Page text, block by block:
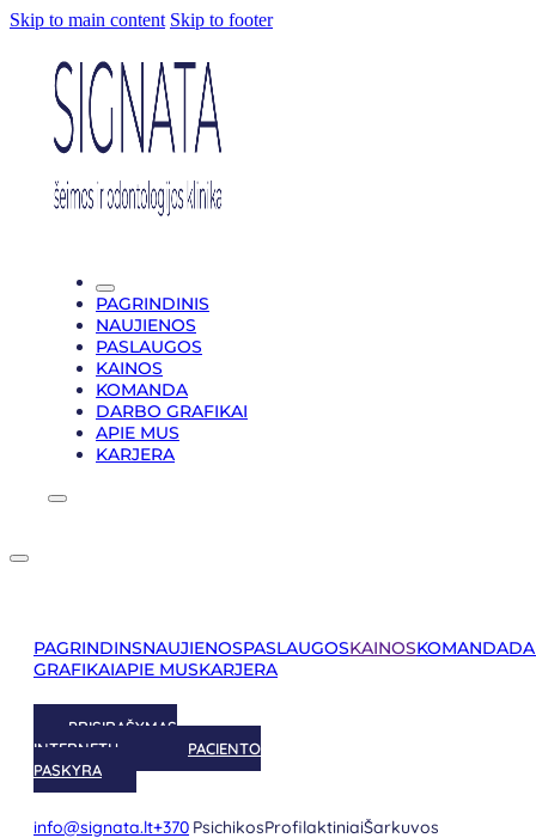
Skip to main content Skip to footer
PAGRINDINIS
NAUJIENOS
PASLAUGOS
KAINOS
KOMANDA
DARBO GRAFIKAI
APIE MUS
KARJERA
PAGRINDINSNAUJIENOSPASLAUGOSKAINOSKOMANDA
GRAFIKAIAPIE MUSKARJERA
PRISIRAŠYMAS
INTERNETU
PACIENTO
PASKYRA
info@signata.lt+370 PsichikosProfilaktiniaiŠarkuvos